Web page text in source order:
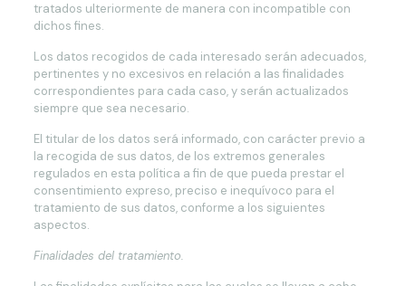
tratados ulteriormente de manera con incompatible con
dichos fines.
Los datos recogidos de cada interesado serán adecuados,
pertinentes y no excesivos en relación a las finalidades
correspondientes para cada caso, y serán actualizados
siempre que sea necesario.
El titular de los datos será informado, con carácter previo a
la recogida de sus datos, de los extremos generales
regulados en esta política a fin de que pueda prestar el
consentimiento expreso, preciso e inequívoco para el
tratamiento de sus datos, conforme a los siguientes
aspectos.
Finalidades del tratamiento.